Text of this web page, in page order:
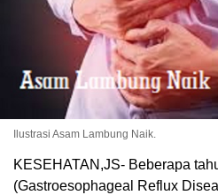
Ilustrasi Asam Lambung Naik.
KESEHATAN,JS- Beberapa
(Gastroesophageal Reflux